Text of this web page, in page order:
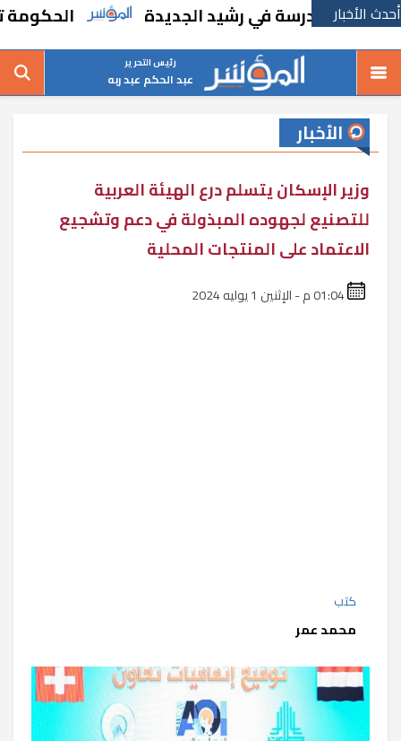
أحدث الأخبارمدرسة في رشيد الجديدة الحكومة تقر
رئيس التحرير
عبد الحكم عبد ربه
الأخبار
وزير الإسكان يتسلم درع الهيئة العربية
للتصنيع لجهوده المبذولة في دعم وتشجيع
الاعتماد على المنتجات المحلية
كتب
محمد عمر